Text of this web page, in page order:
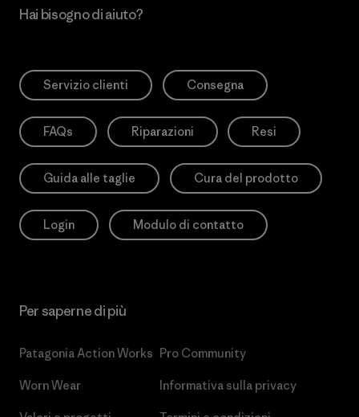
Hai bisogno di aiuto?
Servizio clienti Consegna
FAQs Riparazioni Resi
Guida alle taglie Cura del prodotto
Login Modulo di contatto
Per saperne di più
Patagonia Action Works
Worn Wear
Pro Community
Informativa sulla privacy